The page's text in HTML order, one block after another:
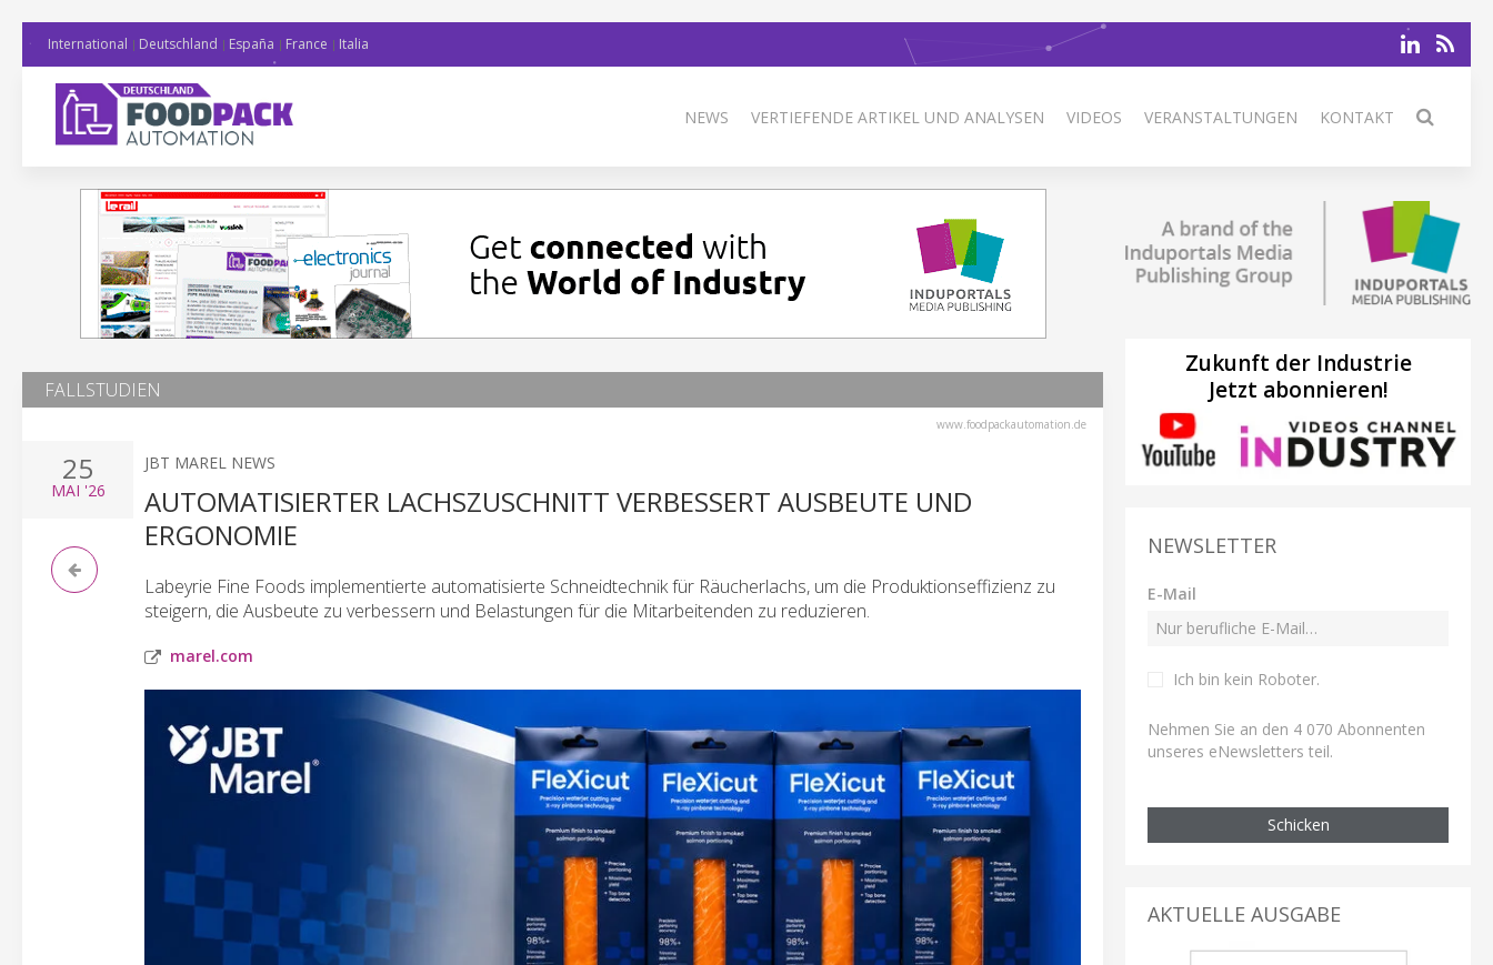
International Deutschland España France Italia
NEWS VERTIEFENDE ARTIKEL UND ANALYSEN VIDEOS VERANSTALTUNGEN KONTAKT
FALLSTUDIEN
www.foodpackautomation.de
25
MAI '26
JBT MAREL NEWS
AUTOMATISIERTER LACHSZUSCHNITT VERBESSERT AUSBEUTE UND
ERGONOMIE
Labeyrie Fine Foods implementierte automatisierte Schneidtechnik für Räucherlachs, um die Produktionseffizienz zu
steigern, die Ausbeute zu verbessern und Belastungen für die Mitarbeitenden zu reduzieren.
marel.com
Zukunft der Industrie
Jetzt abonnieren!
NEWSLETTER
E-Mail
Ich bin kein Roboter.
Nehmen Sie an den 4 070 Abonnenten
unseres eNewsletters teil.
Schicken
AKTUELLE AUSGABE